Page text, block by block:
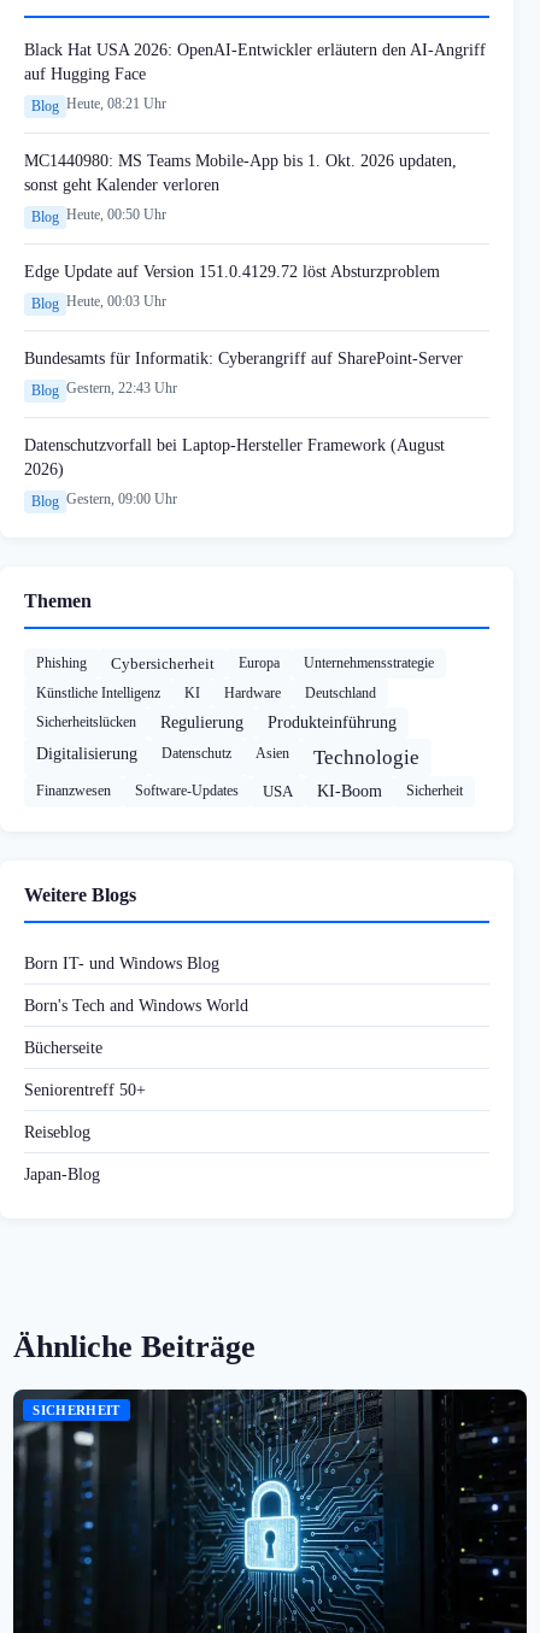
Black Hat USA 2026: OpenAI-Entwickler erläutern den AI-Angriff
auf Hugging Face
Blog Heute, 08:21 Uhr
MC1440980: MS Teams Mobile-App bis 1. Okt. 2026 updaten,
sonst geht Kalender verloren
Blog Heute, 00:50 Uhr
Edge Update auf Version 151.0.4129.72 löst Absturzproblem
Blog Heute, 00:03 Uhr
Bundesamts für Informatik: Cyberangriff auf SharePoint-Server
Blog Gestern, 22:43 Uhr
Datenschutzvorfall bei Laptop-Hersteller Framework (August
2026)
Blog Gestern, 09:00 Uhr
Themen
Phishing Cybersicherheit Europa
Unternehmensstrategie
Künstliche Intelligenz
KI Hardware
Deutschland
Sicherheitslücken
Regulierung
Produkteinführung
Digitalisierung
Datenschutz Asien Technologie
Finanzwesen Software-Updates USA KI-Boom Sicherheit
Weitere Blogs
Born IT- und Windows Blog
Born's Tech and Windows World
Bücherseite
Seniorentreff 50+
Reiseblog
Japan-Blog
Ähnliche Beiträge
SICHERHEIT